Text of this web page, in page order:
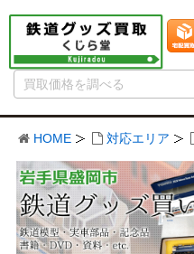
HOME 対応エリア